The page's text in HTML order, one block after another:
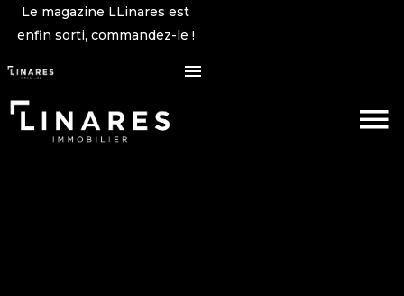
Le magazine LLinares est
enfin sorti, commandez-le !